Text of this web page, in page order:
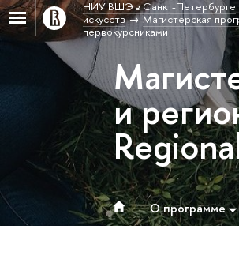
НИУ ВШЭ в Санкт-Петербурге
искусств
Магистерская
первокурсниками
и
О программе